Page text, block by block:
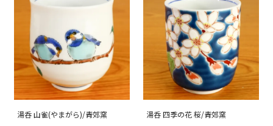
湯呑 山雀(やまがら)/青郊窯
湯呑 四季の花 桜/青郊窯